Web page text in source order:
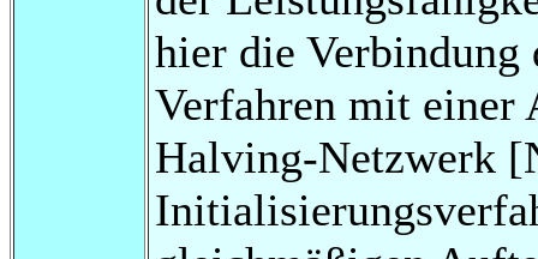
hier die Verbindung
Verfahren mit einer
Halving-Netzwerk